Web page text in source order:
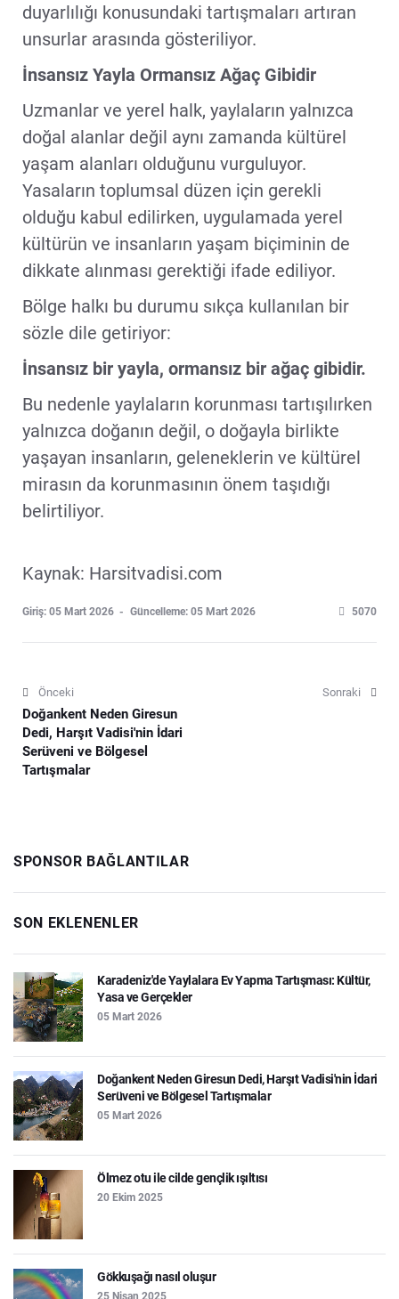
duyarlılığı konusundaki tartışmaları artıran
unsurlar arasında gösteriliyor.
İnsansız Yayla Ormansız Ağaç Gibidir
Uzmanlar ve yerel halk, yaylaların yalnızca
doğal alanlar değil aynı zamanda kültürel
yaşam alanları olduğunu vurguluyor.
Yasaların toplumsal düzen için gerekli
olduğu kabul edilirken, uygulamada yerel
kültürün ve insanların yaşam biçiminin de
dikkate alınması gerektiği ifade ediliyor.
Bölge halkı bu durumu sıkça kullanılan bir
sözle dile getiriyor:
İnsansız bir yayla, ormansız bir ağaç gibidir.
Bu nedenle yaylaların korunması tartışılırken
yalnızca doğanın değil, o doğayla birlikte
yaşayan insanların, geleneklerin ve kültürel
mirasın da korunmasının önem taşıdığı
belirtiliyor.
Kaynak: Harsitvadisi.com
Giriş: 05 Mart 2026 Güncelleme: 05 Mart 2026 5070
Önceki
Doğankent Neden Giresun
Dedi, Harşıt Vadisi'nin İdari
Serüveni ve Bölgesel
Tartışmalar
Sonraki
SPONSOR BAĞLANTILAR
SON EKLENENLER
Karadeniz'de Yaylalara Ev Yapma Tartışması: Kültür,
Yasa ve Gerçekler
05 Mart 2026
Doğankent Neden Giresun Dedi, Harşıt Vadisi'nin İdari
Serüveni ve Bölgesel Tartışmalar
05 Mart 2026
Ölmez otu ile cilde gençlik ışıltısı
20 Ekim 2025
Gökkuşağı nasıl oluşur
25 Nisan 2025